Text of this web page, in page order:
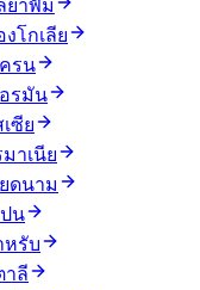
ยาฬัม
โกเลีย
รน
รมัน
ซีย
าเนีย
ดนาม
น
หรับ
าลี